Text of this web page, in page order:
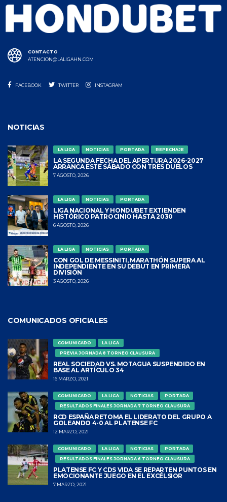
CONTACTO
ATENCION@LALIGAHN.COM
FACEBOOK TWITTER INSTAGRAM
NOTICIAS
LA LIGA NOTICIAS PORTADA REPECHAJE
LA SEGUNDA FECHA DEL APERTURA 2026-2027
ARRANCA ESTE SÁBADO CON TRES DUELOS
7 AGOSTO, 2026
LA LIGA NOTICIAS PORTADA
LIGA NACIONAL Y HONDUBET EXTIENDEN
HISTÓRICO PATROCINIO HASTA 2030
6 AGOSTO, 2026
LA LIGA NOTICIAS PORTADA
CON GOL DE MESSINITI, MARATHÓN SUPERA AL
INDEPENDIENTE EN SU DEBUT EN PRIMERA
DIVISIÓN
3 AGOSTO, 2026
COMUNICADOS OFICIALES
COMUNICADO
LA LIGA
PREVIA JORNADA 8 TORNEO CLAUSURA
REAL SOCIEDAD VS. MOTAGUA SUSPENDIDO EN
BASE AL ARTÍCULO 34
16 MARZO, 2021
COMUNICADO LA LIGA NOTICIAS
PORTADA
RESULTADOS FINALES JORNADA 7 TORNEO CLAUSURA
RCD ESPAÑA RETOMA EL LIDERATO DEL GRUPO A
GOLEANDO 4-0 AL PLATENSE FC
12 MARZO, 2021
COMUNICADO LA LIGA NOTICIAS
PORTADA
RESULTADOS FINALES JORNADA 6 TORNEO CLAUSURA
PLATENSE FC Y CDS VIDA SE REPARTEN PUNTOS EN
EMOCIONANTE JUEGO EN EL EXCÉLSIOR
7 MARZO, 2021